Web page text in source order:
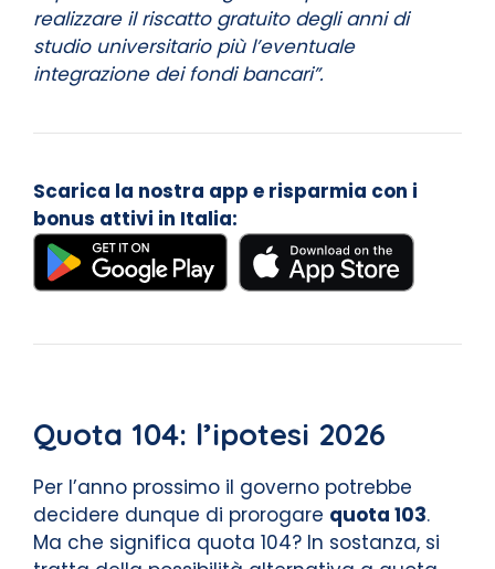
realizzare il riscatto gratuito degli anni di
studio universitario più l’eventuale
integrazione dei fondi bancari”.
Scarica la nostra app e risparmia con i
bonus attivi in Italia:
Quota 104: l’ipotesi 2026
Per l’anno prossimo il governo potrebbe
decidere dunque di prorogare quota 103.
Ma che significa quota 104? In sostanza, si